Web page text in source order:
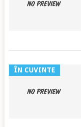
ÎN CUVINTE